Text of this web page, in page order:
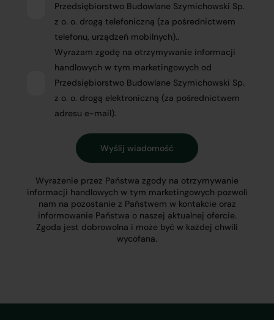
Przedsiębiorstwo Budowlane Szymichowski Sp.
z o. o. drogą telefoniczną (za pośrednictwem
telefonu, urządzeń mobilnych)..
Wyrażam zgodę na otrzymywanie informacji
handlowych w tym marketingowych od
Przedsiębiorstwo Budowlane Szymichowski Sp.
z o. o. drogą elektroniczną (za pośrednictwem
adresu e-mail).
Wyrażenie przez Państwa zgody na otrzymywanie
informacji handlowych w tym marketingowych pozwoli
nam na pozostanie z Państwem w kontakcie oraz
informowanie Państwa o naszej aktualnej ofercie.
Zgoda jest dobrowolna i może być w każdej chwili
wycofana.